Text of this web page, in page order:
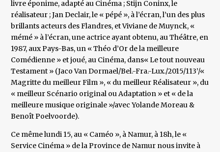
livre éponime, adapté au Cinéma ; Stijn Coninx, le
réalisateur ; Jan Declair, le « pépé », à l’écran, l’un des plus
brillants acteurs des Flandres, et Viviane de Muynck, «
mémé » à l’écran, une actrice ayant obtenu, au Théâtre, en
1987, aux Pays-Bas, un « Théo d’Or de la meilleure
Comédienne » et joué, au Cinéma, dans« Le tout nouveau
Testament » (Jaco Van Dormael/Bel.-Fra.-Lux./2015/113’/«
Magritte du meilleur Film », « du meilleur Réalisateur », du
« meilleur Scénario original ou Adaptation » et « de la
meilleure musique originale »/avec Yolande Moreau &
Benoît Poelvoorde).
Ce même lundi 15, au « Caméo », à Namur, à 18h, le «
Service Cinéma » de la Province de Namur nous invite à